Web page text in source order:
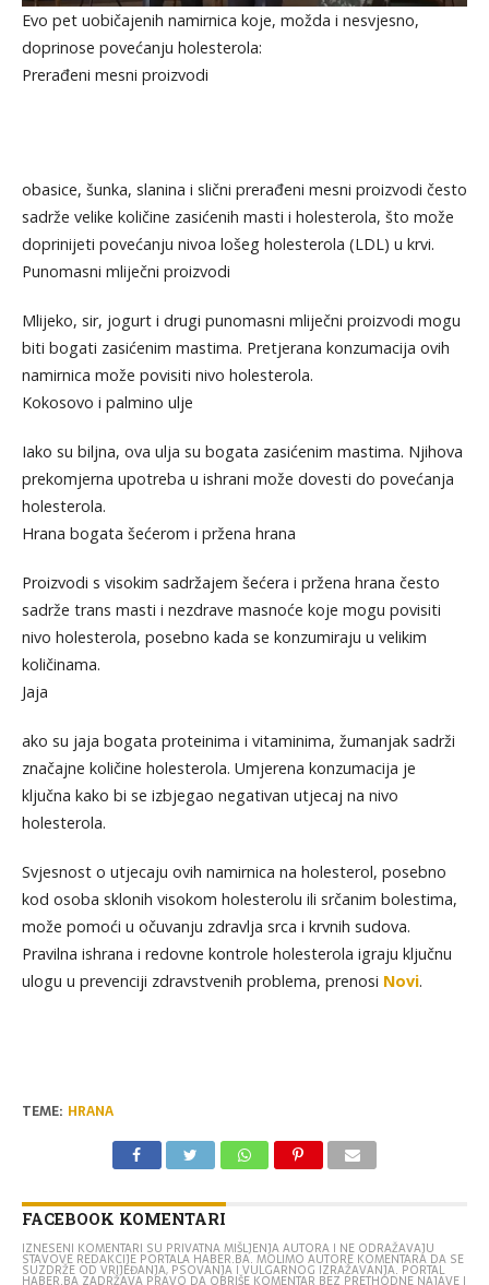
Evo pet uobičajenih namirnica koje, možda i nesvjesno,
doprinose povećanju holesterola:
Prerađeni mesni proizvodi
obasice, šunka, slanina i slični prerađeni mesni proizvodi često
sadrže velike količine zasićenih masti i holesterola, što može
doprinijeti povećanju nivoa lošeg holesterola (LDL) u krvi.
Punomasni mliječni proizvodi
Mlijeko, sir, jogurt i drugi punomasni mliječni proizvodi mogu
biti bogati zasićenim mastima. Pretjerana konzumacija ovih
namirnica može povisiti nivo holesterola.
Kokosovo i palmino ulje
Iako su biljna, ova ulja su bogata zasićenim mastima. Njihova
prekomjerna upotreba u ishrani može dovesti do povećanja
holesterola.
Hrana bogata šećerom i pržena hrana
Proizvodi s visokim sadržajem šećera i pržena hrana često
sadrže trans masti i nezdrave masnoće koje mogu povisiti
nivo holesterola, posebno kada se konzumiraju u velikim
količinama.
Jaja
ako su jaja bogata proteinima i vitaminima, žumanjak sadrži
značajne količine holesterola. Umjerena konzumacija je
ključna kako bi se izbjegao negativan utjecaj na nivo
holesterola.
Svjesnost o utjecaju ovih namirnica na holesterol, posebno
kod osoba sklonih visokom holesterolu ili srčanim bolestima,
može pomoći u očuvanju zdravlja srca i krvnih sudova.
Pravilna ishrana i redovne kontrole holesterola igraju ključnu
ulogu u prevenciji zdravstvenih problema, prenosi Novi.
TEME: HRANA
FACEBOOK KOMENTARI
IZNESENI KOMENTARI SU PRIVATNA MIŠLJENJA AUTORA I NE ODRAŽAVAJU
STAVOVE REDAKCIJE PORTALA HABER.BA. MOLIMO AUTORE KOMENTARA DA SE
SUZDRŽE OD VRIJEĐANJA, PSOVANJA I VULGARNOG IZRAŽAVANJA. PORTAL